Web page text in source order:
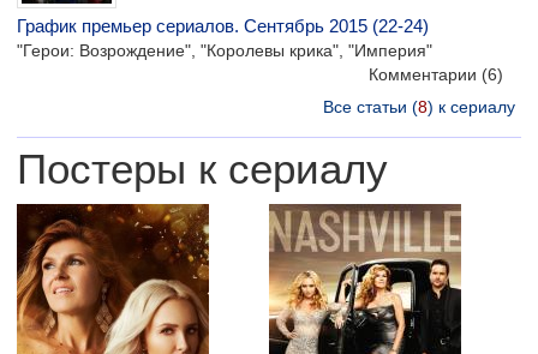
График премьер сериалов. Сентябрь 2015 (22-24)
"Герои: Возрождение", "Королевы крика", "Империя"
Комментарии (6)
Все статьи (8) к сериалу
Постеры к сериалу